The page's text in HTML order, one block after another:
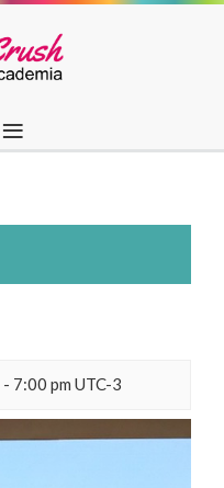
≡
- 7:00 pm UTC-3